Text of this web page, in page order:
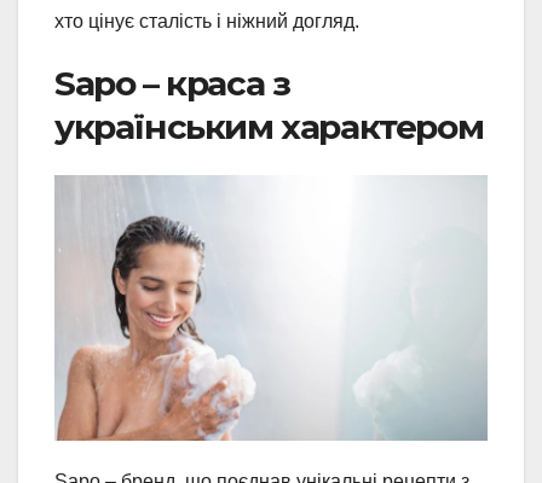
хто цінує сталість і ніжний догляд.
Sapo – краса з
українським характером